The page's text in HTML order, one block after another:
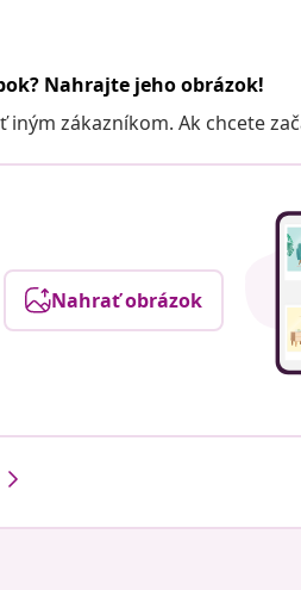
Nahrajte jeho obrázok!
zákazníkom. Ak chcete
Nahrať obrázok